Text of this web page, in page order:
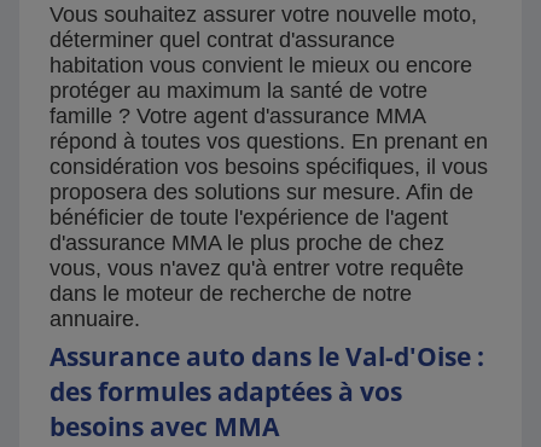
Vous souhaitez assurer votre nouvelle moto,
déterminer quel contrat d'assurance
habitation vous convient le mieux ou encore
protéger au maximum la santé de votre
famille ? Votre agent d'assurance MMA
répond à toutes vos questions. En prenant en
considération vos besoins spécifiques, il vous
proposera des solutions sur mesure. Afin de
bénéficier de toute l'expérience de l'agent
d'assurance MMA le plus proche de chez
vous, vous n'avez qu'à entrer votre requête
dans le moteur de recherche de notre
annuaire.
Assurance auto dans le Val-d'Oise :
des formules adaptées à vos
besoins avec MMA